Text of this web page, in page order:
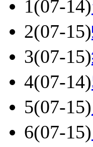
1(07-14)
2(07-15)
3(07-15)
4(07-14)
5(07-15)
6(07-15)